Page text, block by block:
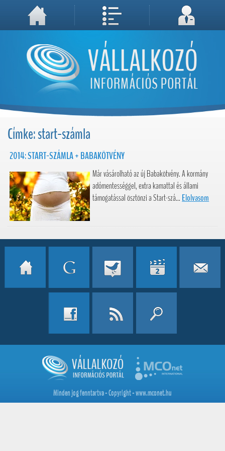
A weboldal használatával Ön elfogadja, hogy Cookie-kat (sütiket) tároljunk számítógépén. A sütik a weboldal megfelelő működéséhez
Megértettem, folytatás...
Címke: start-számla
2014: START-SZÁMLA + BABAKÖTVÉNY
Már vásárolható az új Babakötvény. A kormány
adómentességgel, extra kamattal és állami
támogatással ösztönzi a Start-szá... Elolvasom
Minden jog fenntartva - Copyright - www.mconet.hu